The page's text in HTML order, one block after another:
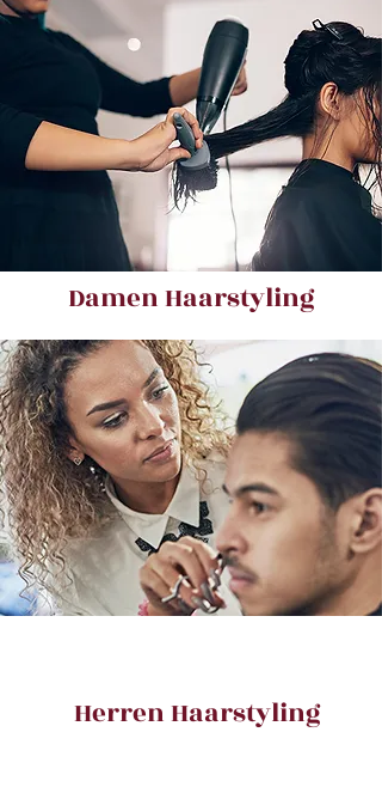
Damen Haarstyling
Herren Haarstyling